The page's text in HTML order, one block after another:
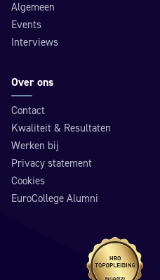
Algemeen
Events
Interviews
Over ons
Contact
Kwaliteit & Resultaten
Werken bij
Privacy statement
Cookies
EuroCollege Alumni